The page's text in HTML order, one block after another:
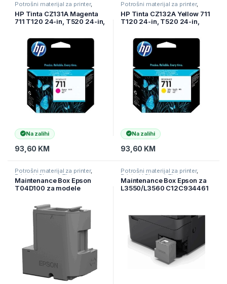
Potrošni materijal za printer,
HP Tinta CZ131A Magenta
711 T120 24-in, T520 24-in,
Na zalihi
93,60 KM
Potrošni materijal za printer,
HP Tinta CZ132A Yellow 711
T120 24-in, T520 24-in,
Na zalihi
93,60 KM
Potrošni materijal za printer,
Printeri i Skeneri ,Tinte
Maintenance Box Epson
T04D100 za modele
Potrošni materijal za printer,
Printeri i Skeneri ,Tinte
Maintenance Box Epson za
L3550/L3560 C12C934461